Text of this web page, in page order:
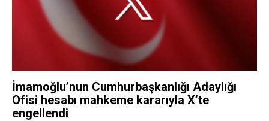
İmamoğlu’nun Cumhurbaşkanlığı Adaylığı
Ofisi hesabı mahkeme kararıyla X’te
engellendi